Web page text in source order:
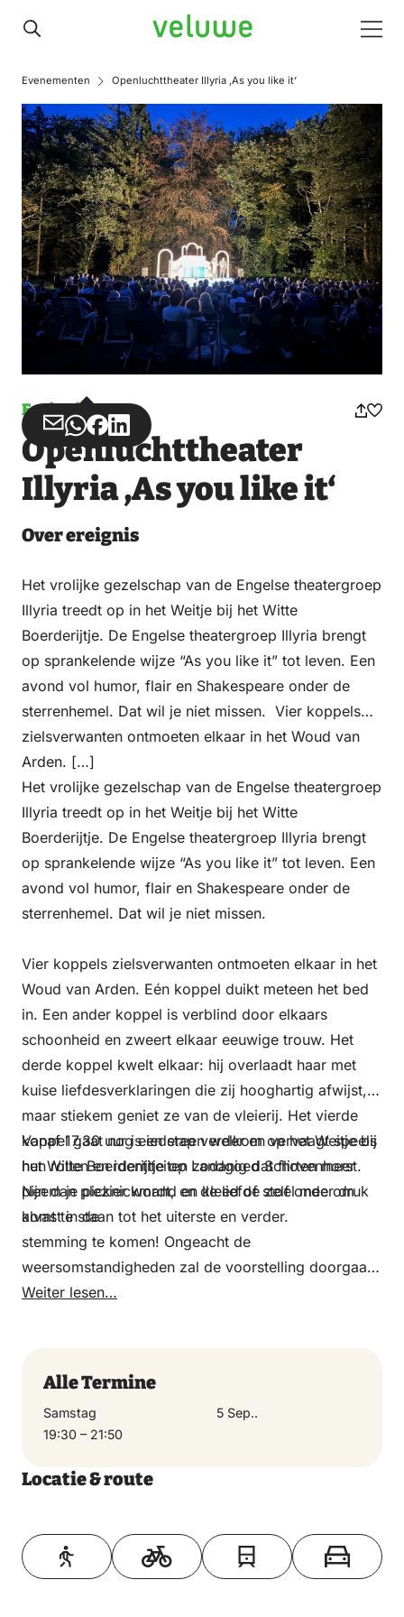
Veluwe
Evenementen Openluchttheater Illyria ‚As you like it‘
Ereignis
Teilen
über
Email
Teilen
über
WhatsApp
Teilen
auf
Facebook
Teilen
auf
LinkedIn
Openluchttheater
Illyria ‚As you like it‘
Over ereignis
Het vrolijke gezelschap van de Engelse theatergroep
Illyria treedt op in het Weitje bij het Witte
Boerderijtje. De Engelse theatergroep Illyria brengt
op sprankelende wijze “As you like it” tot leven. Een
avond vol humor, flair en Shakespeare onder de
sterrenhemel. Dat wil je niet missen. Vier koppels
zielsverwanten ontmoeten elkaar in het Woud van
Arden. […]
Het vrolijke gezelschap van de Engelse theatergroep
Illyria treedt op in het Weitje bij het Witte
Boerderijtje. De Engelse theatergroep Illyria brengt
op sprankelende wijze “As you like it” tot leven. Een
avond vol humor, flair en Shakespeare onder de
sterrenhemel. Dat wil je niet missen.
Vier koppels zielsverwanten ontmoeten elkaar in het
Woud van Arden. Eén koppel duikt meteen het bed
in. Een ander koppel is verblind door elkaars
schoonheid en zweert elkaar eeuwige trouw. Het
derde koppel kwelt elkaar: hij overlaadt haar met
kuise liefdesverklaringen die zij hooghartig afwijst,
maar stiekem geniet ze van de vleierij. Het vierde
koppel gaat nog een stap verder en vervaagt speels
hun rollen en identiteiten zodanig dat flirten meer
pijn dan plezier wordt, en de liefde zelf onder druk
komt te staan tot het uiterste en verder.
Vanaf 17.30 uur is iedereen welkom op het Weitje bij
het Witte Boerderijtje op Landgoed Schovenhorst.
Neem je picknickmand en kleed of stoel mee om
alvast in de
stemming te komen! Ongeacht de
weersomstandigheden zal de voorstelling doorgaan.
Zorg voor muggenspray en warme kleding voor als
Weiter lesen…
Alle Termine
Samstag
5 Sep..
19:30 – 21:50
Locatie & route
Toon op kaart